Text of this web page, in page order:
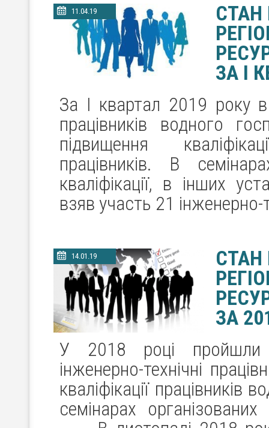
11.04.19
СТАН
ЗА І
За І квартал 2019 року в
працівників водного
підвищення
працівників. В
кваліфікації, в інших
взяв участь 21 інженерно-
14.01.19
СТАН
ЗА
У 2018 році пройшли
інженерно-технічні
кваліфікації
семінарах